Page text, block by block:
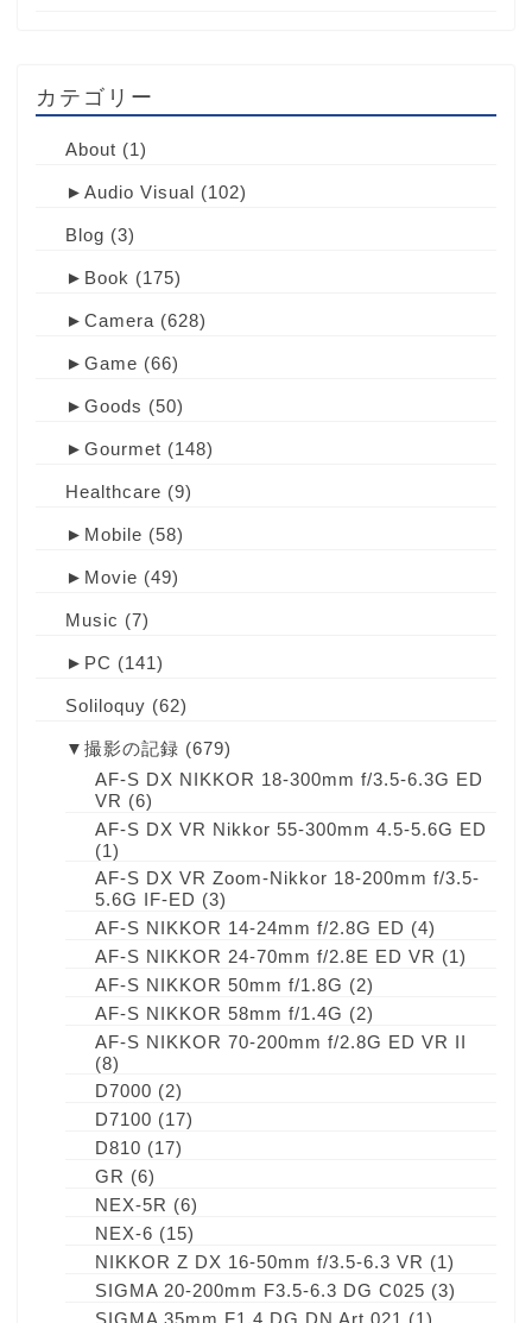
カテゴリー
About (1)
► Audio Visual (102)
Blog (3)
► Book (175)
► Camera (628)
► Game (66)
► Goods (50)
► Gourmet (148)
Healthcare (9)
► Mobile (58)
► Movie (49)
Music (7)
► PC (141)
Soliloquy (62)
▼ 撮影の記録 (679)
AF-S DX NIKKOR 18-300mm f/3.5-6.3G ED
VR (6)
AF-S DX VR Nikkor 55-300mm 4.5-5.6G ED
(1)
AF-S DX VR Zoom-Nikkor 18-200mm f/3.5-
5.6G IF-ED (3)
AF-S NIKKOR 14-24mm f/2.8G ED (4)
AF-S NIKKOR 24-70mm f/2.8E ED VR (1)
AF-S NIKKOR 50mm f/1.8G (2)
AF-S NIKKOR 58mm f/1.4G (2)
AF-S NIKKOR 70-200mm f/2.8G ED VR II
(8)
D7000 (2)
D7100 (17)
D810 (17)
GR (6)
NEX-5R (6)
NEX-6 (15)
NIKKOR Z DX 16-50mm f/3.5-6.3 VR (1)
SIGMA 20-200mm F3.5-6.3 DG C025 (3)